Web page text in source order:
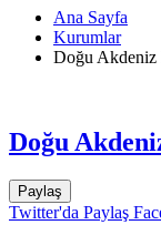
Ana Sayfa
Kurumlar
Doğu Akdeniz
Doğu
Paylaş
Twitter'da Paylaş